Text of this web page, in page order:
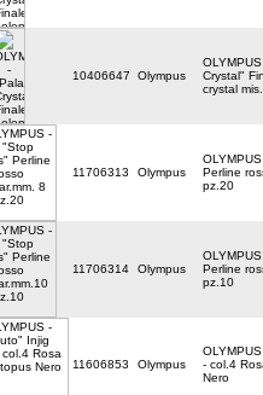
10406647 Olympus
Crystal"
crystal
11706313 Olympus
Perline
pz.20
11706314 Olympus
Perline
pz.10
11606853 Olympus
- col.4
Nero